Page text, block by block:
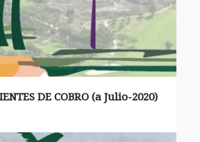
DE COBRO (a Julio-2020)